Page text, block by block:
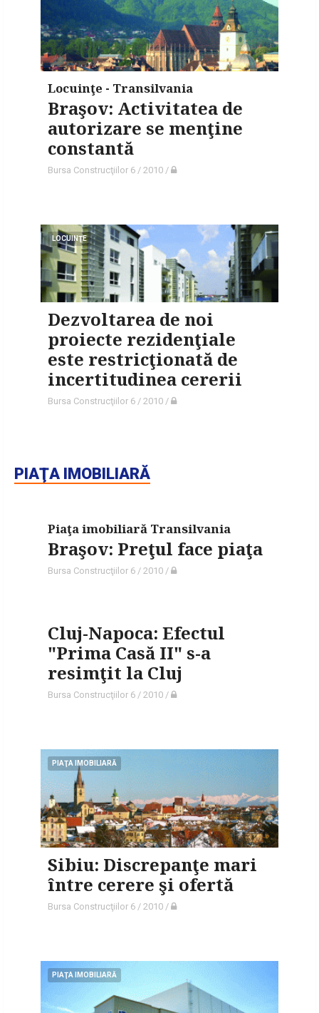
Locuinţe - Transilvania
Braşov: Activitatea de
autorizare se menţine
constantă
Bursa Construcţiilor 6 / 2010/
LOCUINŢE
Dezvoltarea de noi
proiecte rezidenţiale
este restricţionată de
incertitudinea cererii
Bursa Construcţiilor 6 / 2010/
PIAŢA IMOBILIARĂ
Piaţa imobiliară Transilvania
Braşov: Preţul face piaţa
Bursa Construcţiilor 6 / 2010/
Cluj-Napoca: Efectul
"Prima Casă II" s-a
resimţit la Cluj
Bursa Construcţiilor 6 / 2010/
PIAŢA IMOBILIARĂ
Sibiu: Discrepanţe mari
între cerere şi ofertă
Bursa Construcţiilor 6 / 2010/
PIAŢA IMOBILIARĂ